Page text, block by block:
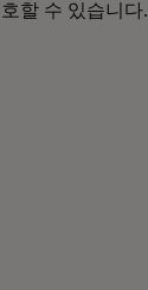
할 수 있습니다.